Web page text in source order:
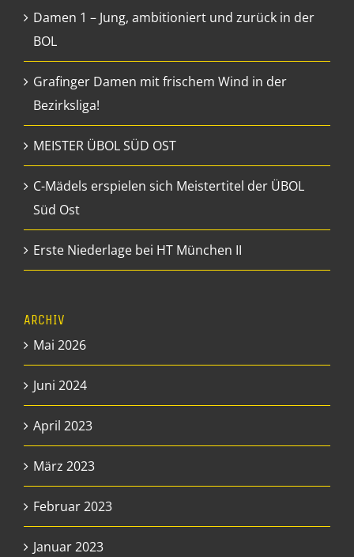
Damen 1 – Jung, ambitioniert und zurück in der
BOL
Grafinger Damen mit frischem Wind in der
Bezirksliga!
MEISTER ÜBOL SÜD OST
C-Mädels erspielen sich Meistertitel der ÜBOL
Süd Ost
Erste Niederlage bei HT München II
ARCHIV
Mai 2026
Juni 2024
April 2023
März 2023
Februar 2023
Januar 2023